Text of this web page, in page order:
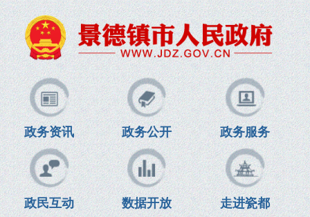
政务资讯 政务公开 政务服务
政民互动 数据开放 走进瓷都